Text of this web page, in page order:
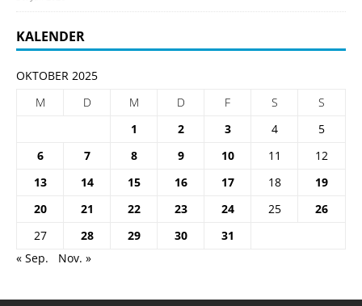
KALENDER
OKTOBER 2025
M
D M D F S
S
1
2 3 4
5
6
7 8 9 10 11
12
13
14 15 16 17 18
19
20
21 22 23 24 25
26
27
28 29 30
31
« Sep.
Nov. »